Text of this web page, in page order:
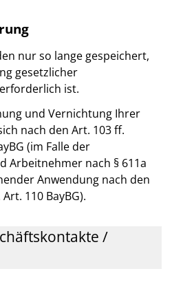
nur so lange gespeichert,
gesetzlicher
ist.
und Vernichtung Ihrer
nach den Art. 103 ff.
(im Falle der
Arbeitnehmer nach § 611a
Anwendung nach den
110 BayBG).
/